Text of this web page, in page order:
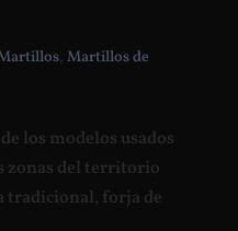
, Martillos de
los modelos usados
zonas del territorio
tradicional, forja de